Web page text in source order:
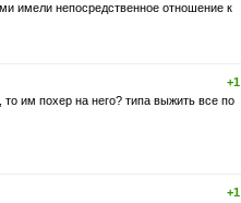
имели непосредственное отношение к
+1
им похер на него? типа выжить все по
+1